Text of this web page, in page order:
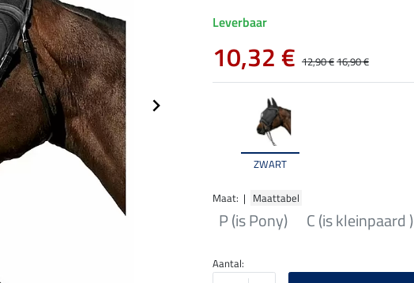
ZWART
Maat: | Maattabel
P (is Pony) C (is kleinpaard )
Leverbaar
10,32 € 12,90 €16,90 €
Aantal: